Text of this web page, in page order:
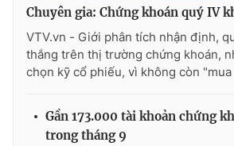
Chuyên gia: Chứng khoán quý IV
VTV.vn - Giới phân tích nhận định,
thắng trên thị trường chứng khoán,
chọn kỹ cổ phiếu, vì không còn
Gần 173.000 tài khoản chứng
trong tháng 9